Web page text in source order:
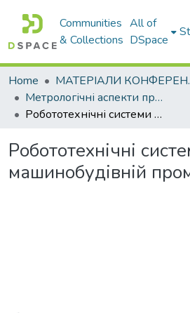
Communities
& Collections
All of
DSpace
Home
Метрологічні аспекти прийняття рішень в умовах роботи на техногенно небезпечних об’єктах : присвячено 85-річчю ХНАДУ : матеріали Всеукраїнської науково-практичної конференції студентів та молодих вчених
Робототехнічні системи у машинобудівній промисловості
Робототехнічні
машинобудівній